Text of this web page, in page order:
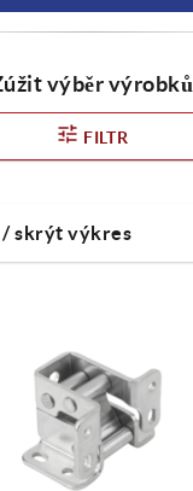
výběr výrobků
FILTR
skrýt výkres